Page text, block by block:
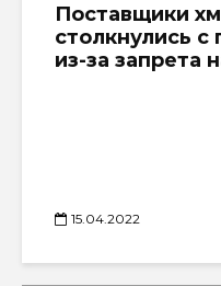
Поставщики
столкнулись
из-за запрета
15.04.2022